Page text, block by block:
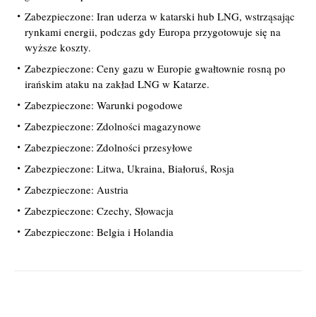
Zabezpieczone: Iran uderza w katarski hub LNG, wstrząsając
rynkami energii, podczas gdy Europa przygotowuje się na
wyższe koszty.
Zabezpieczone: Ceny gazu w Europie gwałtownie rosną po
irańskim ataku na zakład LNG w Katarze.
Zabezpieczone: Warunki pogodowe
Zabezpieczone: Zdolności magazynowe
Zabezpieczone: Zdolności przesyłowe
Zabezpieczone: Litwa, Ukraina, Białoruś, Rosja
Zabezpieczone: Austria
Zabezpieczone: Czechy, Słowacja
Zabezpieczone: Belgia i Holandia